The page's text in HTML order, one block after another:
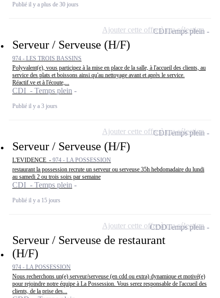
Publié il y a plus de 30 jours
Serveur / Serveuse (H/F)
974 - LES TROIS BASSINS
Polyvalent(e), vous participez à la mise en place de la salle, à l'accueil des clients, au
service des plats et boissons ainsi qu'au nettoyage avant et après le service.
Réactif.ve et à l'écoute,...
CDI - Temps plein
Publié il y a 3 jours
CDITemps plein
Ajouter cette offre à ma sélection
Serveur / Serveuse (H/F)
L'EVIDENCE - 974 - LA POSSESSION
restaurant la possession recrute un serveur ou serveuse 35h hebdomadaire du lundi
au samedi 2 ou trois soirs par semaine
CDI - Temps plein
Publié il y a 15 jours
CDITemps plein
Ajouter cette offre à ma sélection
Serveur / Serveuse de restaurant
(H/F)
974 - LA POSSESSION
Nous recherchons un(e) serveur/serveuse (en cdd ou extra) dynamique et motivé(e)
pour rejoindre notre équipe à La Possession. Vous serez responsable de l'accueil des
clients, de la prise des...
CDDTemps plein
Ajouter cette offre à ma sélection